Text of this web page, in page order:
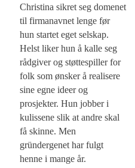
Christina sikret seg domenet
til firmanavnet lenge før
hun startet eget selskap.
Helst liker hun å kalle seg
rådgiver og støttespiller for
folk som ønsker å realisere
sine egne ideer og
prosjekter. Hun jobber i
kulissene slik at andre skal
få skinne. Men
gründergenet har fulgt
henne i mange år.